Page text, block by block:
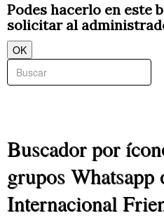
Podes hacerlo en este
solicitar al
OK
Buscador por
grupos Whatsapp
Internacional